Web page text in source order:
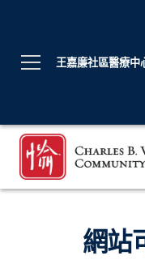
王嘉廉社區醫療中
網站